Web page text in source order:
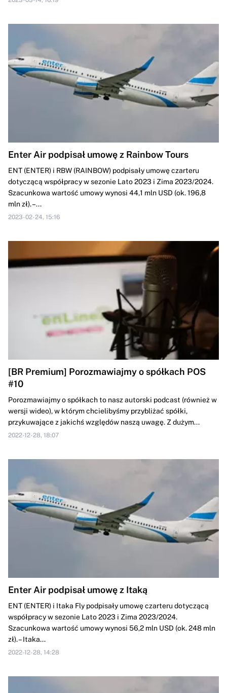
Enter Air podpisał umowę z Rainbow Tours
ENT (ENTER) i RBW (RAINBOW) podpisały umowę czarteru
dotyczącą współpracy w sezonie Lato 2023 i Zima 2023/2024.
Szacunkowa wartość umowy wynosi 44,1 mln USD (ok. 196,8
mln zł). –...
2023-02-24, 15:16
[BR Premium] Porozmawiajmy o spółkach POS
#10
Porozmawiajmy o spółkach to nasz autorski podcast (również w
wersji wideo), w którym chcielibyśmy przybliżać spółki,
przykuwające z jakichś względów naszą uwagę. Z dużym...
2022-12-28, 18:07
Enter Air podpisał umowę z Itaką
ENT (ENTER) i Itaka Fly podpisały umowę czarteru dotyczącą
współpracy w sezonie Lato 2023 i Zima 2023/2024.
Szacunkowa wartość umowy wynosi 56,2 mln USD (ok. 248 mln
zł). – Itaka...
2022-12-28, 14:28